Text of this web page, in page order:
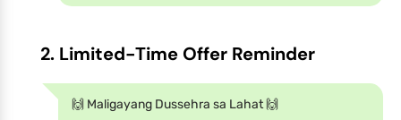
2. Limited-Time Offer Reminder
🙌 Maligayang Dussehra sa Lahat 🙌